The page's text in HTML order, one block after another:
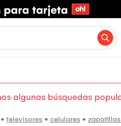
algunas búsquedas
• televisores • celulares •